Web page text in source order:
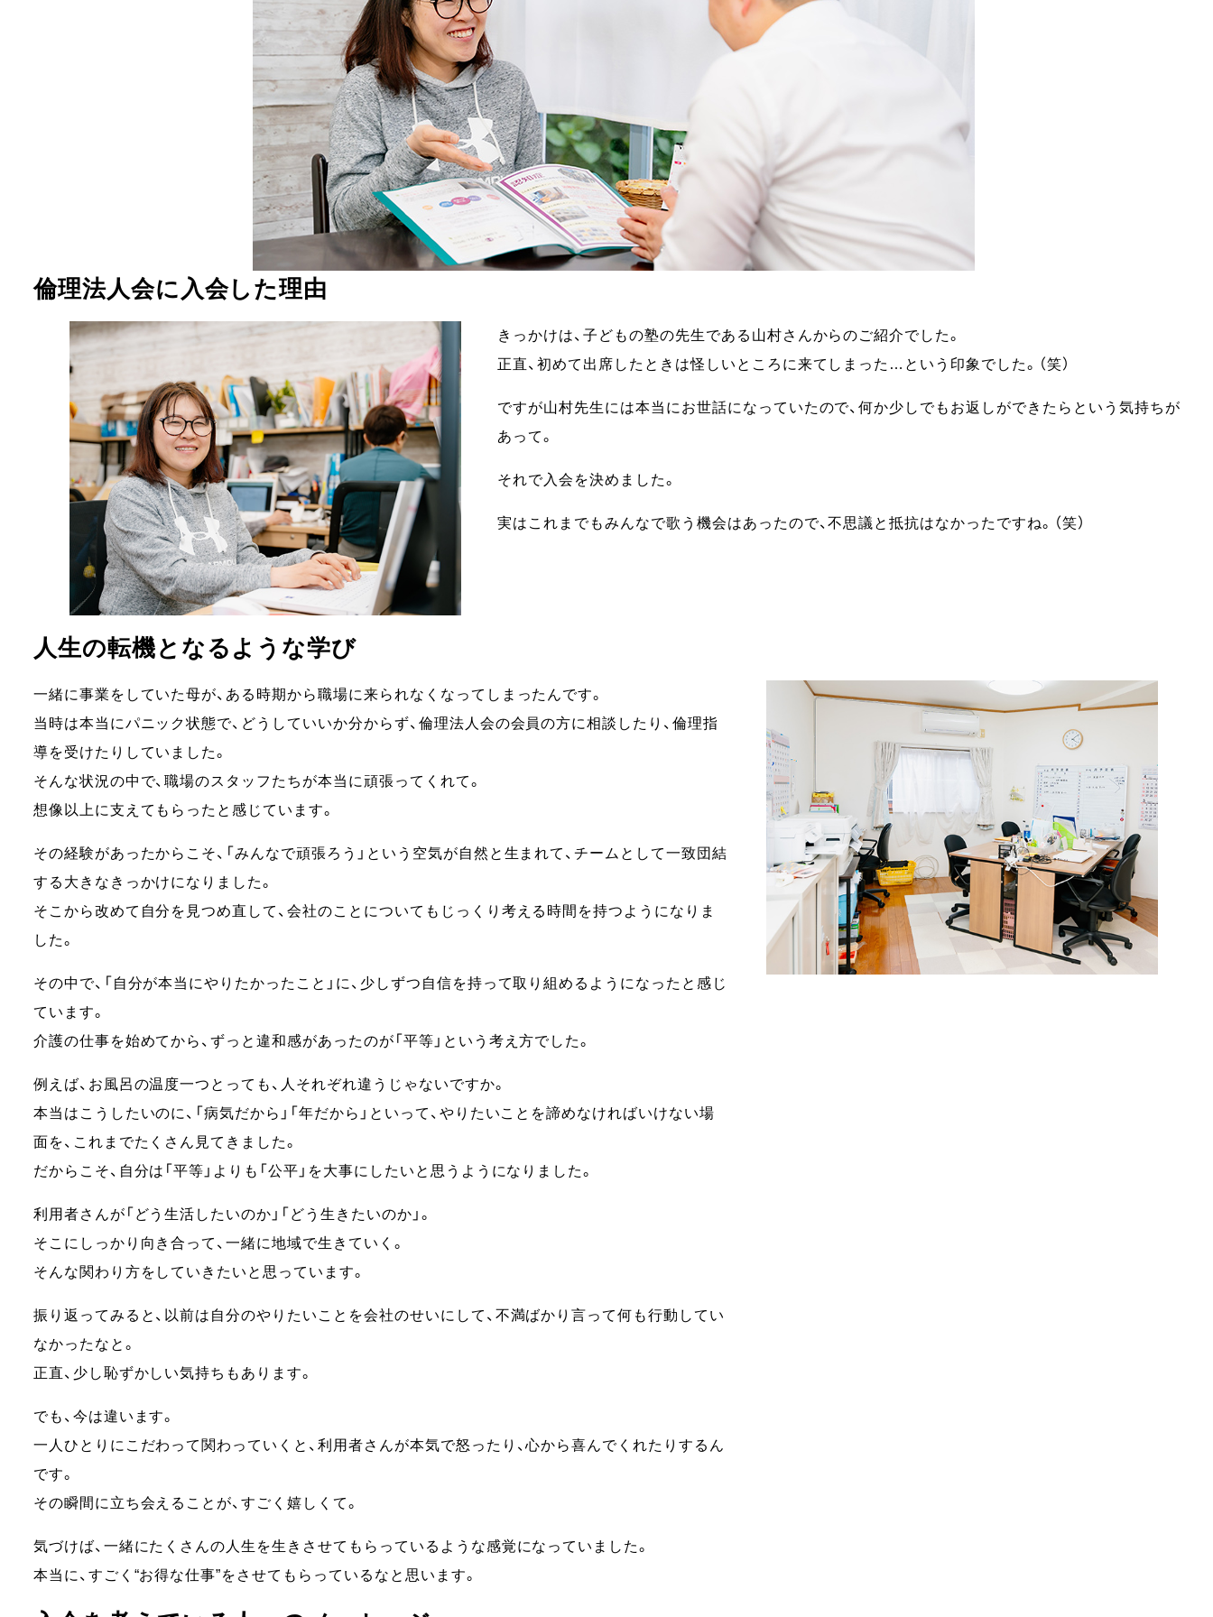
倫理法人会に入会した理由
きっかけは、子どもの塾の先生である山村さんからのご紹介でした。
正直、初めて出席したときは怪しいところに来てしまった…という印象でした。（笑）
ですが山村先生には本当にお世話になっていたので、何か少しでもお返しができたらという気持ちが
あって。
それで入会を決めました。
実はこれまでもみんなで歌う機会はあったので、不思議と抵抗はなかったですね。（笑）
人生の転機となるような学び
一緒に事業をしていた母が、ある時期から職場に来られなくなってしまったんです。
当時は本当にパニック状態で、どうしていいか分からず、倫理法人会の会員の方に相談したり、倫理指
導を受けたりしていました。
そんな状況の中で、職場のスタッフたちが本当に頑張ってくれて。
想像以上に支えてもらったと感じています。
その経験があったからこそ、「みんなで頑張ろう」という空気が自然と生まれて、チームとして一致団結
する大きなきっかけになりました。
そこから改めて自分を見つめ直して、会社のことについてもじっくり考える時間を持つようになりま
した。
その中で、「自分が本当にやりたかったこと」に、少しずつ自信を持って取り組めるようになったと感じ
ています。
介護の仕事を始めてから、ずっと違和感があったのが「平等」という考え方でした。
例えば、お風呂の温度一つとっても、人それぞれ違うじゃないですか。
本当はこうしたいのに、「病気だから」「年だから」といって、やりたいことを諦めなければいけない場
面を、これまでたくさん見てきました。
だからこそ、自分は「平等」よりも「公平」を大事にしたいと思うようになりました。
利用者さんが「どう生活したいのか」「どう生きたいのか」。
そこにしっかり向き合って、一緒に地域で生きていく。
そんな関わり方をしていきたいと思っています。
振り返ってみると、以前は自分のやりたいことを会社のせいにして、不満ばかり言って何も行動してい
なかったなと。
正直、少し恥ずかしい気持ちもあります。
でも、今は違います。
一人ひとりにこだわって関わっていくと、利用者さんが本気で怒ったり、心から喜んでくれたりするん
です。
その瞬間に立ち会えることが、すごく嬉しくて。
気づけば、一緒にたくさんの人生を生きさせてもらっているような感覚になっていました。
本当に、すごく“お得な仕事”をさせてもらっているなと思います。